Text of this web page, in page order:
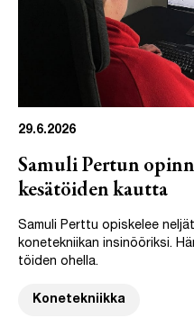
29.6.2026
Samuli Pertun
kesätöiden kautta
Samuli Perttu opiskelee
konetekniikan insinööriksi.
töiden ohella.
Konetekniikka